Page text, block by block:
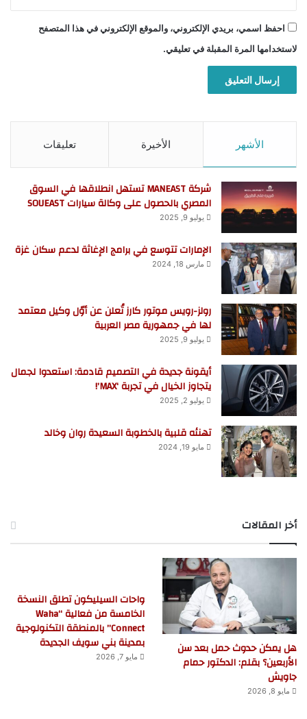
احفظ اسمي، بريدي الإلكتروني، والموقع الإلكتروني في هذا المتصفح
لاستخدامها المرة المقبلة في تعليقي.
الأشهر الأخيرة تعليقات
شركة MANEAST تستهل انطلاقها في السوق
المصري بالحصول على وكالة سيارات SOUEAST
يوليو 9, 2025
الإمارات تتوسع في برامج الإغاثة لدعم سكان غزة
مارس 18, 2024
رولز-رويس موتور كارز تُعلن عن أوّل وكيل معتمد
لها في جمهورية مصر العربية
يوليو 9, 2025
أيقونة جديدة في التصميم قادمة: استعدوا لجمال
يتجاوز الخيال في تجربة ‘MAX’!
يوليو 2, 2025
تهنئه قلبية بالخطوبة السعيدة روان وخالد
مايو 19, 2024
أخر المقالات
هل يمكن حدوث حمل بعد سن
الأربعين؟ بقلم: الدكتور حمام
جاويش
مايو 8, 2026
واحات السيليكون تطلق النسخة
الخامسة من فعالية “Waha
Connect” بالمنطقة التكنولوجية
بمدينة بني سويف الجديدة
مايو 7, 2026